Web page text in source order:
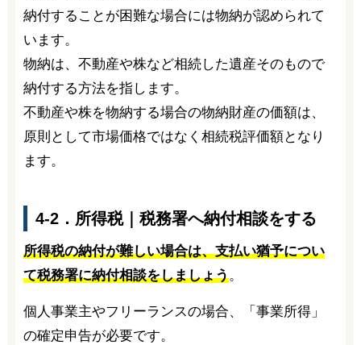
納付することが困難な場合には物納が認められて
います。
物納は、不動産や株など相続した遺産そのもので
納付する方法を指します。
不動産や株を物納する場合の物納財産の価額は、
原則として市場価格ではなく相続税評価額となり
ます。
4-2．所得税｜税務署へ納付相談をする
所得税の納付が難しい場合は、支払い猶予につい
て税務署に納付相談をしましょう。
個人事業主やフリーランスの場合、「事業所得」
の確定申告が必要です。